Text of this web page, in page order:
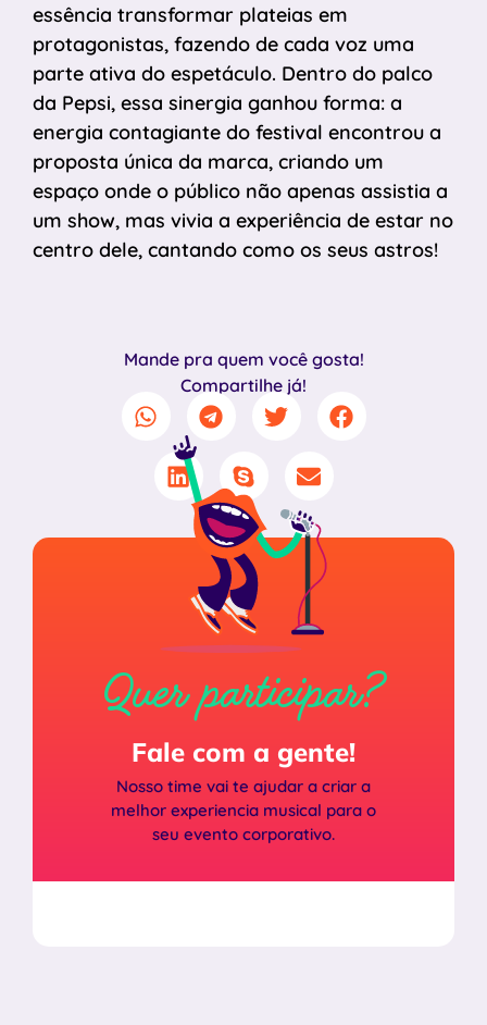
essência transformar plateias em
protagonistas, fazendo de cada voz uma
parte ativa do espetáculo. Dentro do palco
da Pepsi, essa sinergia ganhou forma: a
energia contagiante do festival encontrou a
proposta única da marca, criando um
espaço onde o público não apenas assistia a
um show, mas vivia a experiência de estar no
centro dele, cantando como os seus astros!
Mande pra quem você gosta!
Compartilhe já!
Quer participar?
Fale com a gente!
Nosso time vai te ajudar a criar a
melhor experiencia musical para o
seu evento corporativo.